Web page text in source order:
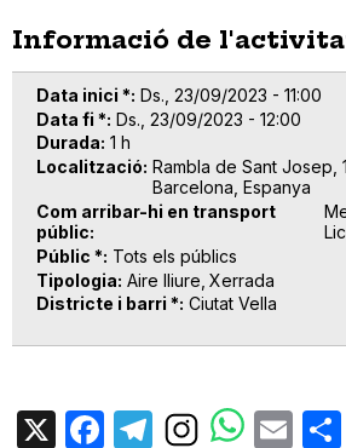
Informació de
Data inici * Ds., 23/09/2023 - 11:00
Data fi * Ds., 23/09/2023 - 12:00
Durada 1 h
Localització Rambla de Sant Josep,
Barcelona, Espanya
Com arribar-hi en transport
públic
Públic * Tots els públics
Tipologia Aire lliure Xerrada
Districte i barri * Ciutat Vella
X Facebook
Telegram